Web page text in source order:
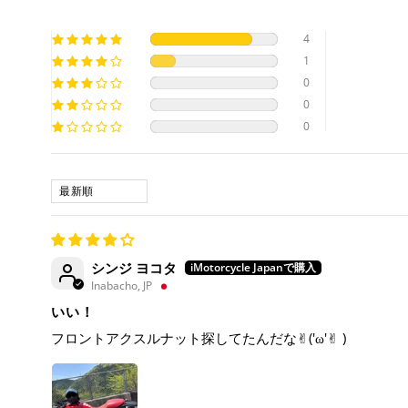
4
1
0
0
0
SORT BY
シンジ ヨコタ
Inabacho, JP
いい！
フロントアクスルナット探してたんだな✌︎('ω'✌︎ )